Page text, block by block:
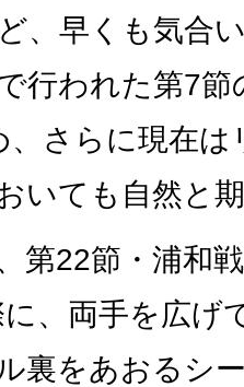
、早くも気合
行われた第7
、さらに現在は
いても自然と
第22節・浦和
、両手を広げ
裏をあおるシ